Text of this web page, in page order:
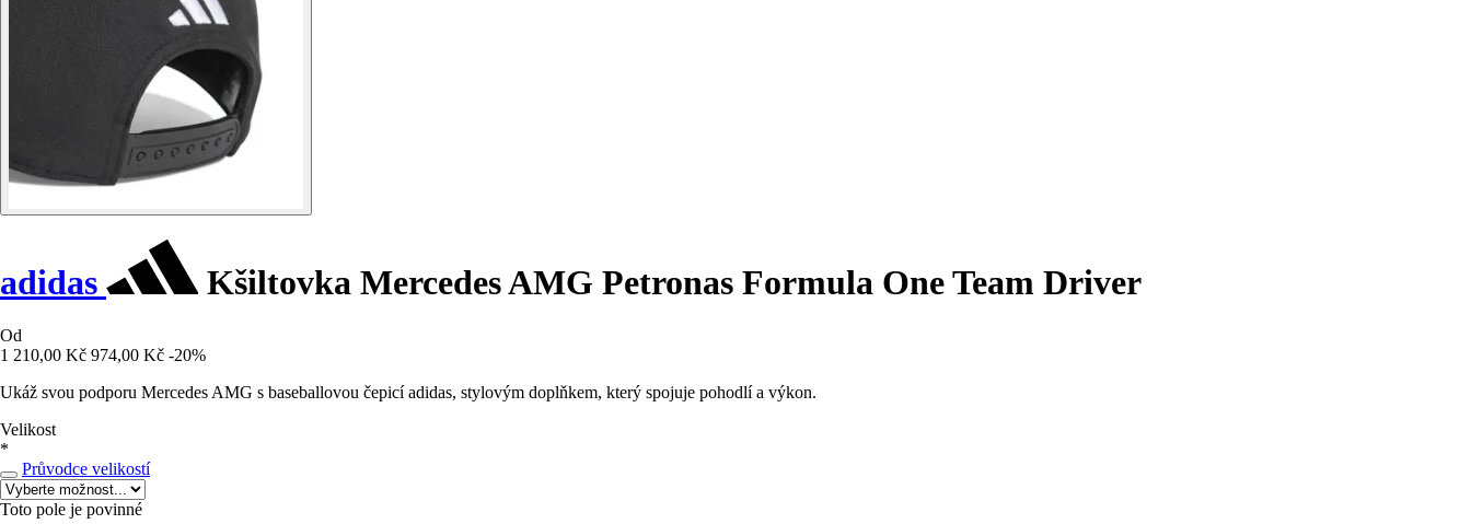
adidas Kšiltovka Mercedes AMG Petronas Formula One Team Driver
Od
1 210,00 Kč 974,00 Kč -20%
Ukáž svou podporu Mercedes AMG s baseballovou čepicí adidas, stylovým doplňkem, který spojuje pohodlí a výkon.
Velikost
*
Průvodce velikostí
Toto pole je povinné